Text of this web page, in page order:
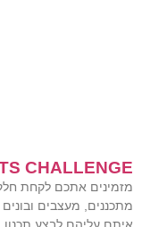
CHALLENGE
מזמינים אתכם לקחת
מתכננים, מעצבים